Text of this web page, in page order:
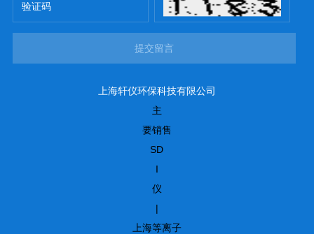
提交留言
上海轩仪环保科技有限公司
主
要销售
SD
I
仪
|
上海等离子